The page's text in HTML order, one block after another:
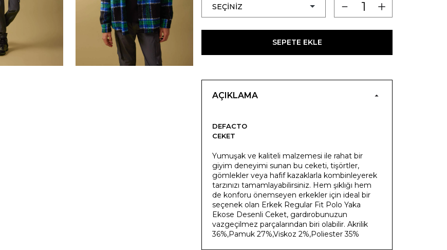
SEPETE EKLE
AÇIKLAMA
DEFACTO
CEKET
Yumuşak ve kaliteli malzemesi ile rahat bir
giyim deneyimi sunan bu ceketi, tişörtler,
gömlekler veya hafif kazaklarla kombinleyerek
tarzınızı tamamlayabilirsiniz. Hem şıklığı hem
de konforu önemseyen erkekler için ideal bir
seçenek olan Erkek Regular Fit Polo Yaka
Ekose Desenli Ceket, gardırobunuzun
vazgeçilmez parçalarından biri olabilir. Akrilik
36%,Pamuk 27%,Viskoz 2%,Poliester 35%